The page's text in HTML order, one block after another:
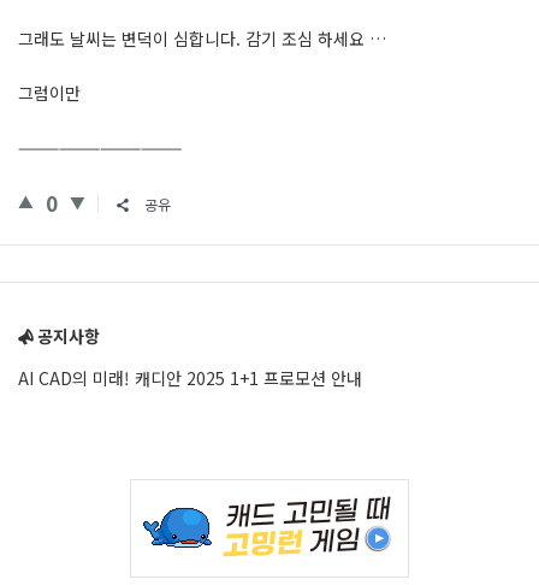
그래도 날씨는 변덕이 심합니다. 감기 조심 하세요 …
그럼이만
————————————
0 공유
공지사항
AI CAD의 미래! 캐디안 2025 1+1 프로모션 안내